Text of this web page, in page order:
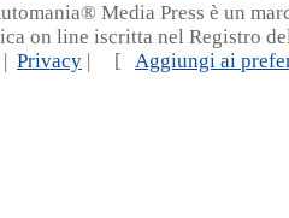
Media Press è un
on line iscritta nel Registro
| Privacy | [ Aggiungi ai